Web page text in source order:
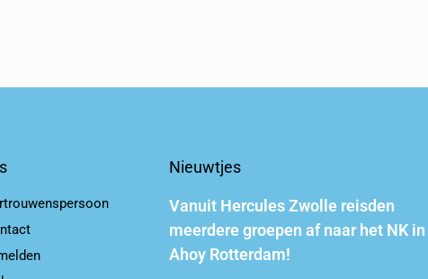
Nieuwtjes
Vanuit Hercules Zwolle reisden
meerdere groepen af naar het NK in
Ahoy Rotterdam!